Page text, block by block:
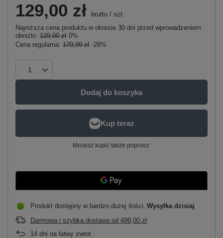
129,00 zł brutto / szt.
Najniższa cena produktu w okresie 30 dni przed wprowadzeniem
obniżki: 129,00 zł 0%
Cena regularna: 179,99 zł -28%
Dodaj do koszyka
Możesz kupić także poprzez:
Produkt dostępny w bardzo dużej ilości Wysyłka dzisiaj
Darmowa i szybka dostawa od 499,00 zł
14 dni na łatwy zwrot